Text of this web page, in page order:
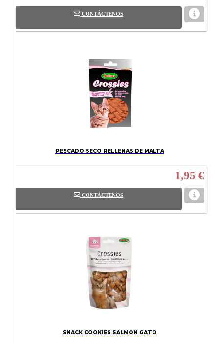
CONTÁCTENOS
PESCADO SECO RELLENAS DE MALTA
1,95 €
CONTÁCTENOS
SNACK COOKIES SALMON GATO